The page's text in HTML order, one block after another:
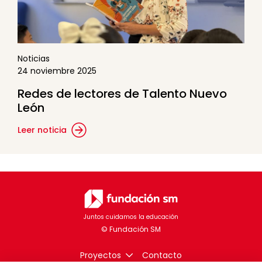
Noticias
24 noviembre 2025
Redes de lectores de Talento Nuevo
León
Leer noticia
Juntos cuidamos la educación
Proyectos Contacto